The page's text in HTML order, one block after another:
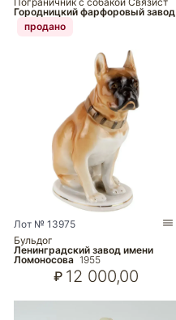
Городницкий фарфоровый завод
продано
Лот № 13975
Бульдог
Ленинградский завод имени
Ломоносова 1955
₽ 12 000,00